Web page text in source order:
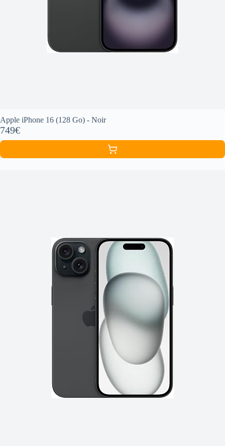
Apple iPhone 16 (128 Go) - Noir
749€